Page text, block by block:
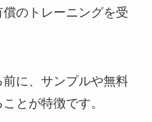
のトレーニングを受
に、サンプルや無料
とが特徴です。